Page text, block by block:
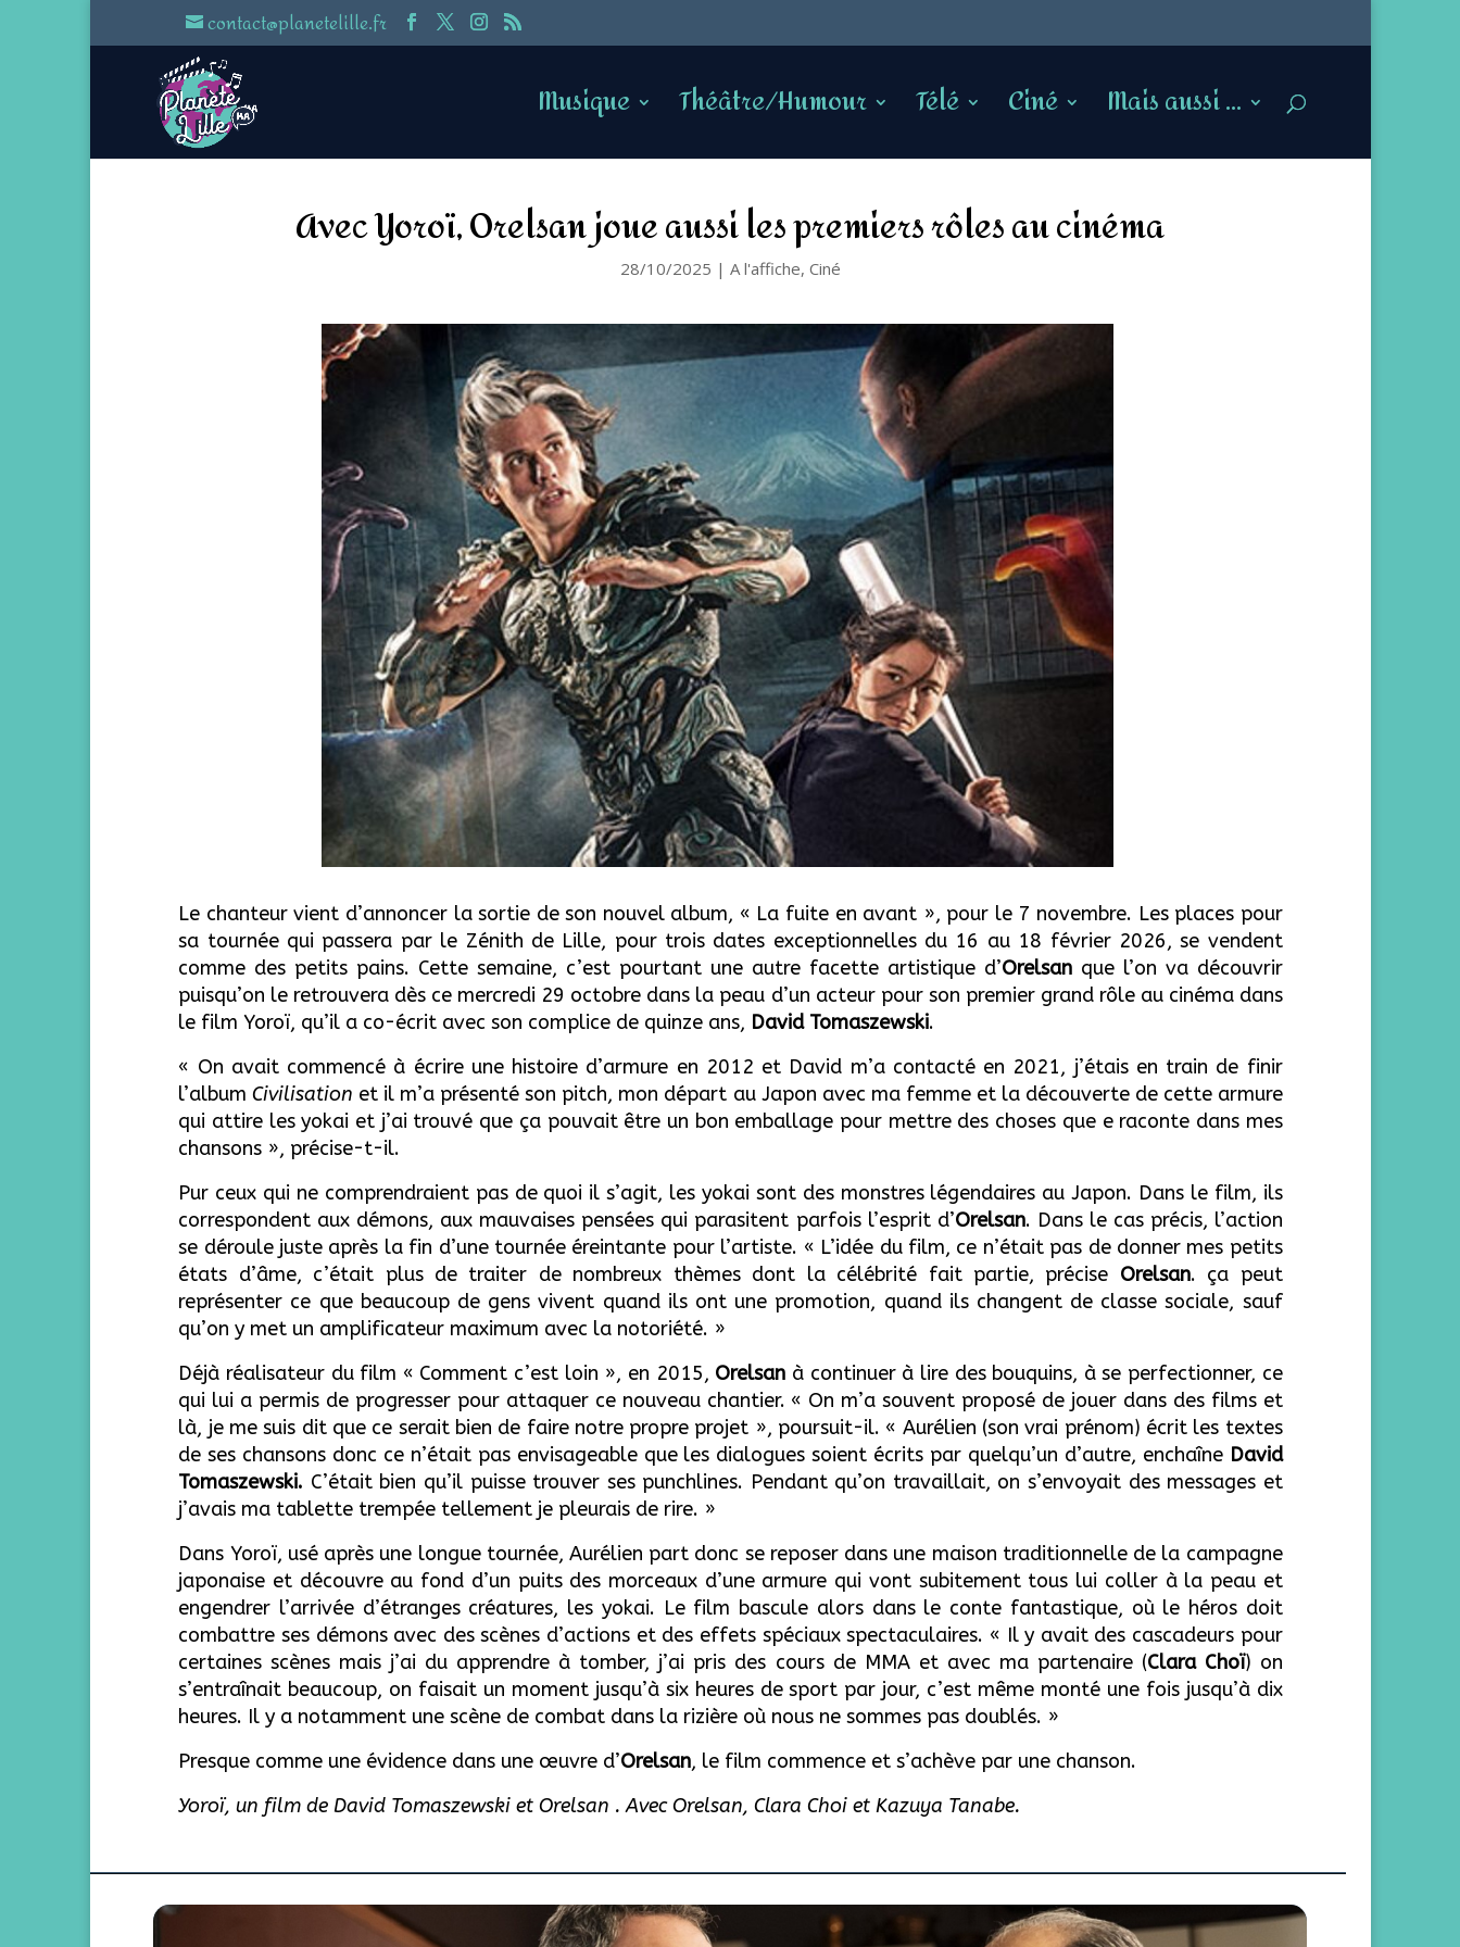
contact@planetelille.fr
Musique Théâtre/Humour Télé Ciné Mais aussi …
Avec Yoroï, Orelsan joue aussi les premiers rôles au cinéma
28/10/2025 | A l'affiche, Ciné
Le chanteur vient d’annoncer la sortie de son nouvel album, « La fuite en avant », pour le 7 novembre. Les places pour
sa tournée qui passera par le Zénith de Lille, pour trois dates exceptionnelles du 16 au 18 février 2026, se vendent
comme des petits pains. Cette semaine, c’est pourtant une autre facette artistique d’Orelsanque l’on va découvrir
puisqu’on le retrouvera dès ce mercredi 29 octobre dans la peau d’un acteur pour son premier grand rôle au cinéma dans
le film Yoroï, qu’il a co-écrit avec son complice de quinze ans, David Tomaszewski.
« On avait commencé à écrire une histoire d’armure en 2012 et David m’a contacté en 2021, j’étais en train de finir
l’albumCivilisation et il m’a présenté son pitch, mon départ au Japon avec ma femme et la découverte de cette armure
qui attire les yokai et j’ai trouvé que ça pouvait être un bon emballage pour mettre des choses que e raconte dans mes
chansons », précise-t-il.
Pur ceux qui ne comprendraient pas de quoi il s’agit, les yokai sont des monstres légendaires au Japon. Dans le film, ils
correspondent aux démons, aux mauvaises pensées qui parasitent parfois l’esprit d’Orelsan. Dans le cas précis, l’action
se déroule juste après la fin d’une tournée éreintante pour l’artiste. « L’idée du film, ce n’était pas de donner mes petits
états d’âme, c’était plus de traiter de nombreux thèmes dont la célébrité fait partie, précise Orelsan. ça peut
représenter ce que beaucoup de gens vivent quand ils ont une promotion, quand ils changent de classe sociale, sauf
qu’on y met un amplificateur maximum avec la notoriété. »
Déjà réalisateur du film « Comment c’est loin », en 2015, Orelsan à continuer à lire des bouquins, à se perfectionner, ce
qui lui a permis de progresser pour attaquer ce nouveau chantier. « On m’a souvent proposé de jouer dans des films et
là, je me suis dit que ce serait bien de faire notre propre projet », poursuit-il. « Aurélien (son vrai prénom) écrit les textes
de ses chansons donc ce n’était pas envisageable que les dialogues soient écrits par quelqu’un d’autre, enchaîne David
Tomaszewski. C’était bien qu’il puisse trouver ses punchlines. Pendant qu’on travaillait, on s’envoyait des messages et
j’avais ma tablette trempée tellement je pleurais de rire. »
Dans Yoroï, usé après une longue tournée, Aurélien part donc se reposer dans une maison traditionnelle de la campagne
japonaise et découvre au fond d’un puits des morceaux d’une armure qui vont subitement tous lui coller à la peau et
engendrer l’arrivée d’étranges créatures, les yokai. Le film bascule alors dans le conte fantastique, où le héros doit
combattre ses démons avec des scènes d’actions et des effets spéciaux spectaculaires. « Il y avait des cascadeurs pour
certaines scènes mais j’ai du apprendre à tomber, j’ai pris des cours de MMA et avec ma partenaire (Clara Choï) on
s’entraînait beaucoup, on faisait un moment jusqu’à six heures de sport par jour, c’est même monté une fois jusqu’à dix
heures. Il y a notamment une scène de combat dans la rizière où nous ne sommes pas doublés. »
Presque comme une évidence dans une œuvre d’Orelsan, le film commence et s’achève par une chanson.
Yoroï, un film de David Tomaszewski et Orelsan . Avec Orelsan, Clara Choi et Kazuya Tanabe.